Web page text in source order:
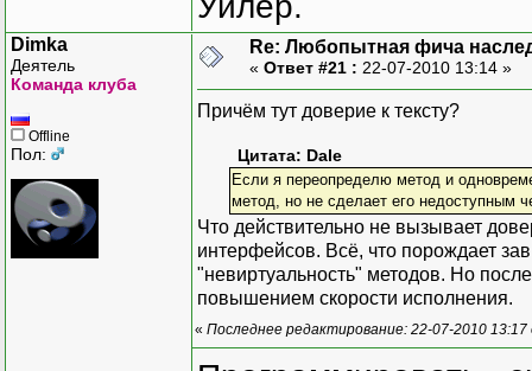
Dimka
Деятель
Команда клуба
Offline
Пол:
Re: Любопытная фича
« Ответ #21 : 22-07-2010 13:14 »
Причём тут доверие к тексту?
Цитата: Dale
Если я переопределю метод и
метод, но не сделает его недоступным
Что действительно не вызывает
интерфейсов. Всё, что порождает
"невиртуальность" методов. Но
повышением скорости исполнения.
« Последнее редактирование: 22-07-2010